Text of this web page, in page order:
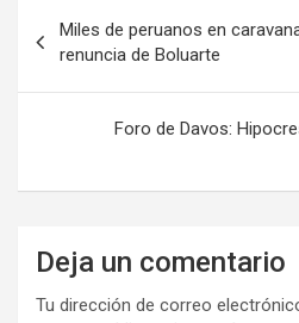
v
a
Miles de peruanos en
renuncia de Boluarte
Foro de Davos:
Deja un comentario
Tu dirección de correo